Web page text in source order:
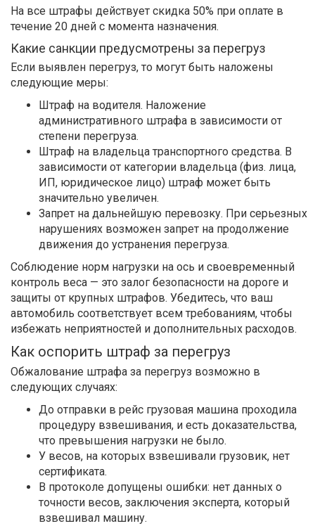
На все штрафы действует скидка 50% при оплате в
течение 20 дней с момента назначения.
Какие санкции предусмотрены за перегруз
Если выявлен перегруз, то могут быть наложены
следующие меры:
Штраф на водителя. Наложение
административного штрафа в зависимости от
степени перегруза.
Штраф на владельца транспортного средства. В
зависимости от категории владельца (физ. лица,
ИП, юридическое лицо) штраф может быть
значительно увеличен.
Запрет на дальнейшую перевозку. При серьезных
нарушениях возможен запрет на продолжение
движения до устранения перегруза.
Соблюдение норм нагрузки на ось и своевременный
контроль веса — это залог безопасности на дороге и
защиты от крупных штрафов. Убедитесь, что ваш
автомобиль соответствует всем требованиям, чтобы
избежать неприятностей и дополнительных расходов.
Как оспорить штраф за перегруз
Обжалование штрафа за перегруз возможно в
следующих случаях:
До отправки в рейс грузовая машина проходила
процедуру взвешивания, и есть доказательства,
что превышения нагрузки не было.
У весов, на которых взвешивали грузовик, нет
сертификата.
В протоколе допущены ошибки: нет данных о
точности весов, заключения эксперта, который
взвешивал машину.